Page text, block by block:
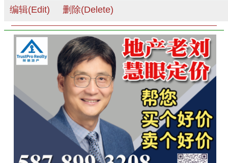
编辑(Edit) 删除(Delete)